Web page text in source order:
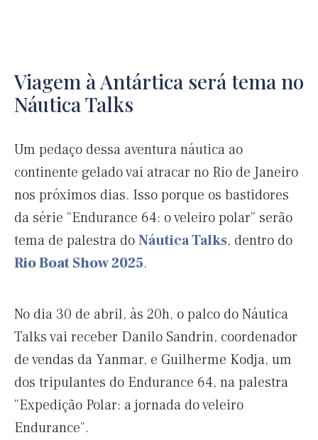
Viagem à Antártica será tema no
Náutica Talks
Um pedaço dessa aventura náutica ao
continente gelado vai atracar no Rio de Janeiro
nos próximos dias. Isso porque os bastidores
da série “Endurance 64: o veleiro polar” serão
tema de palestra doNáutica Talks, dentro do
Rio Boat Show 2025.
No dia 30 de abril, às 20h, o palco do Náutica
Talks vai receber Danilo Sandrin, coordenador
de vendas da Yanmar, e Guilherme Kodja, um
dos tripulantes do Endurance 64, na palestra
“Expedição Polar: a jornada do veleiro
Endurance”.